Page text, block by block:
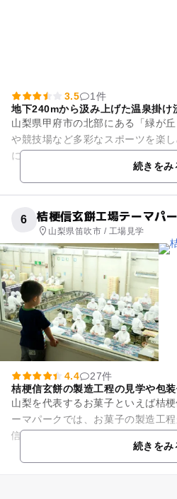
3.5
1件
地下240mから汲み上げた温泉掛け
山梨県甲府市の北部にある「緑が
や競技場など多彩なスポーツを楽
に人気の「屋外プール」が設置されています
続きをみ
6 桔梗信玄餅工場テーマパ
山梨県笛吹市 / 工場見学
4.4
27件
桔梗信玄餅の製造工程の見学や包
山梨を代表するお菓子といえば桔
ーマパークでは、お菓子の製造工
信玄餅の包装体験を行うことがで
館ではお菓子の材料で作られ...
続きをみ